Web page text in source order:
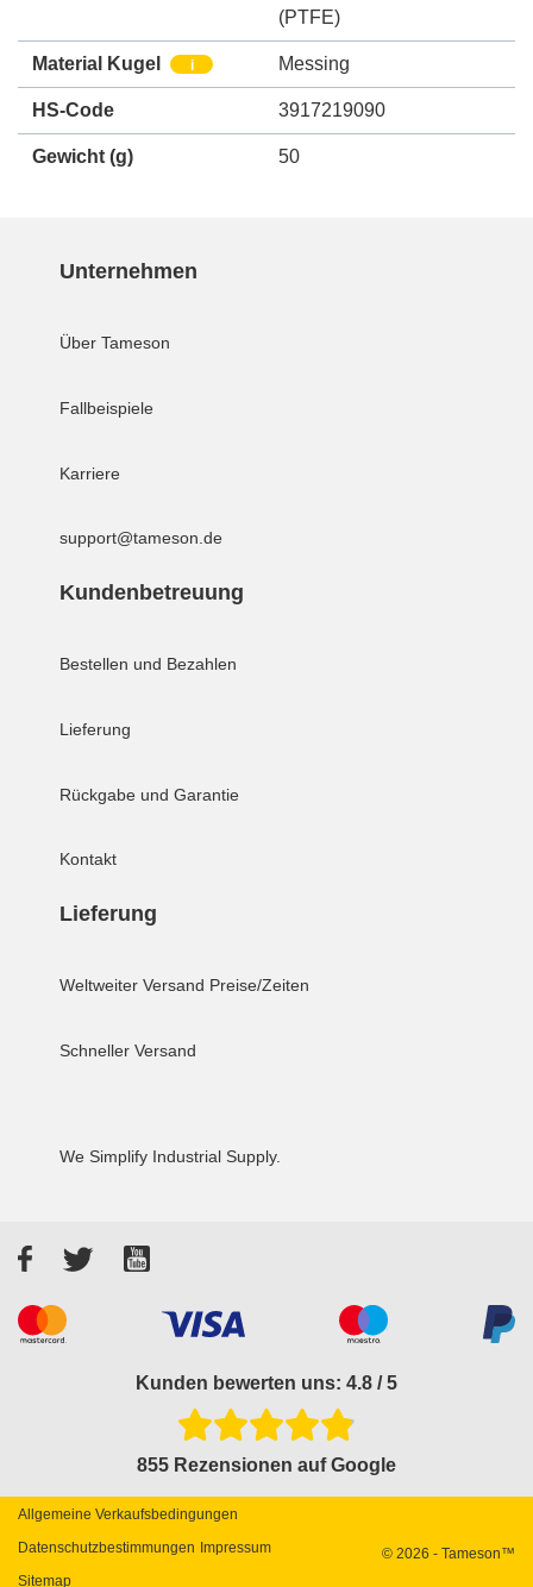
(PTFE)
Material Kugel i Messing
HS-Code 3917219090
Gewicht (g) 50
Unternehmen
Über Tameson
Fallbeispiele
Karriere
support@tameson.de
Kundenbetreuung
Bestellen und Bezahlen
Lieferung
Rückgabe und Garantie
Kontakt
Lieferung
Weltweiter Versand Preise/Zeiten
Schneller Versand
We Simplify Industrial Supply.
FacebookTwitterYouTube
Kunden bewerten uns: 4.8 / 5
855 Rezensionen auf Google
Allgemeine Verkaufsbedingungen
Datenschutzbestimmungen Impressum
Sitemap
© 2026 - Tameson™